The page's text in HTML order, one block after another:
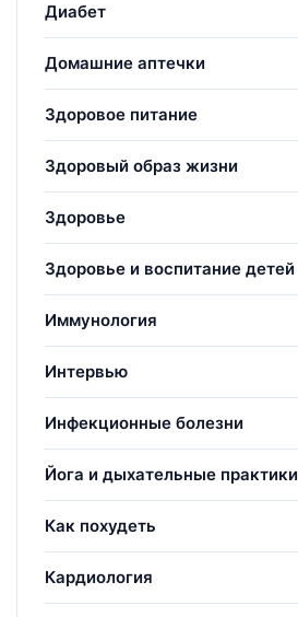
Диабет
Домашние аптечки
Здоровое питание
Здоровый образ жизни
Здоровье
Здоровье и воспитание детей
Иммунология
Интервью
Инфекционные болезни
Йога и дыхательные практики
Как похудеть
Кардиология